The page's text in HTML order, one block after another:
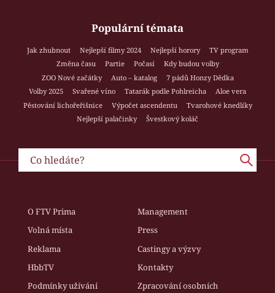
Populární témata
Jak zhubnout Nejlepší filmy 2024 Nejlepší horory
TV program
Změna času
Partie Počasí
Kdy budou volby
ZOO Nové začátky
Auto – katalog
7 pádů Honzy Dědka
Volby 2025
Svařené víno Tatarák podle Pohlreicha
Aloe vera
Pěstování lichořeřišnice
Výpočet ascendentu
Tvarohové knedlíky
Nejlepší palačinky
Švestkový koláč
O FTV Prima
Management
Volná místa
Press
Reklama
Castingy a výzvy
HbbTV
Kontakty
Podmínky užívání
Zpracování osobních